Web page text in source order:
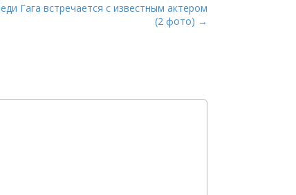
Гага встречается с известным актером
(2 фото) →